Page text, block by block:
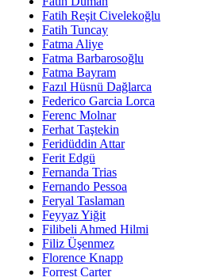
Fatih Reşit Civelekoğlu
Fatih Tuncay
Fatma Aliye
Fatma Barbarosoğlu
Fatma Bayram
Fazıl Hüsnü Dağlarca
Federico Garcia Lorca
Ferenc Molnar
Ferhat Taştekin
Feridüddin Attar
Ferit Edgü
Fernanda Trias
Fernando Pessoa
Feryal Taslaman
Feyyaz Yiğit
Filibeli Ahmed Hilmi
Filiz Üşenmez
Florence Knapp
Forrest Carter